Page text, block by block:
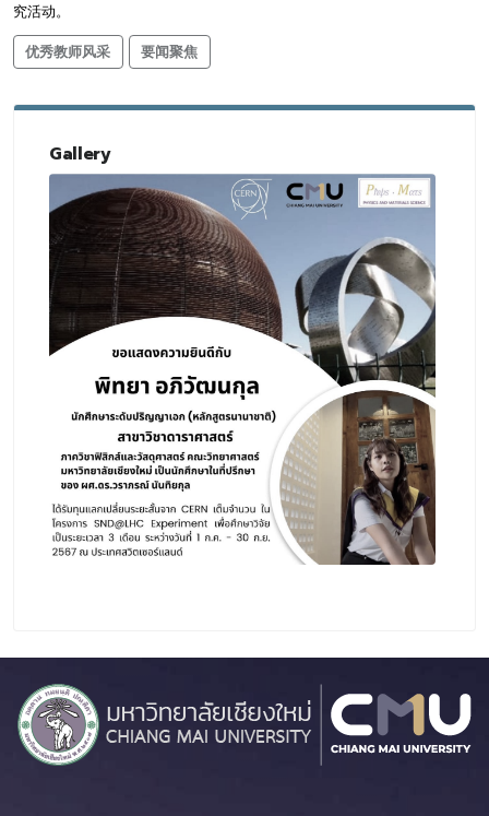
究活动。
优秀教师风采
要闻聚焦
Gallery